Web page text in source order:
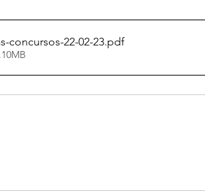
concursos-22-02-23.pdf